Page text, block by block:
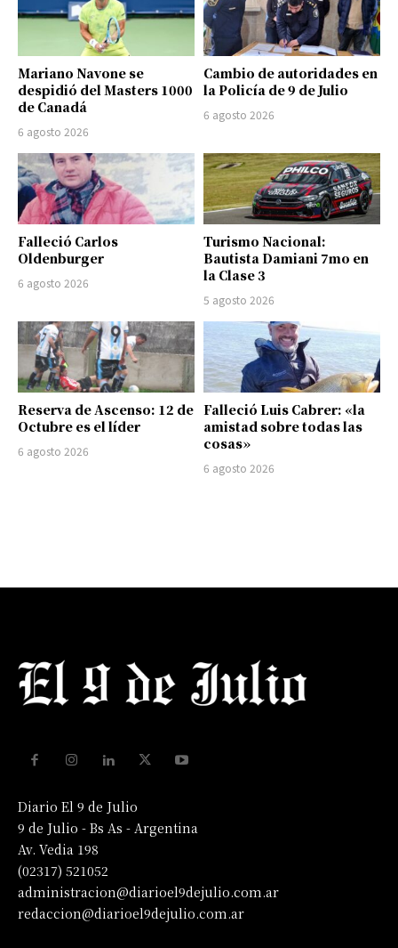
Mariano Navone se
despidió del Masters 1000
de Canadá
6 agosto 2026
Cambio de autoridades en
la Policía de 9 de Julio
6 agosto 2026
Falleció Carlos
Oldenburger
6 agosto 2026
Turismo Nacional:
Bautista Damiani 7mo en
la Clase 3
5 agosto 2026
Reserva de Ascenso: 12 de
Octubre es el líder
6 agosto 2026
Falleció Luis Cabrer: «la
amistad sobre todas las
cosas»
6 agosto 2026
Diario El 9 de Julio
9 de Julio - Bs As - Argentina
Av. Vedia 198
(02317) 521052
administracion@diarioel9dejulio.com.ar
redaccion@diarioel9dejulio.com.ar